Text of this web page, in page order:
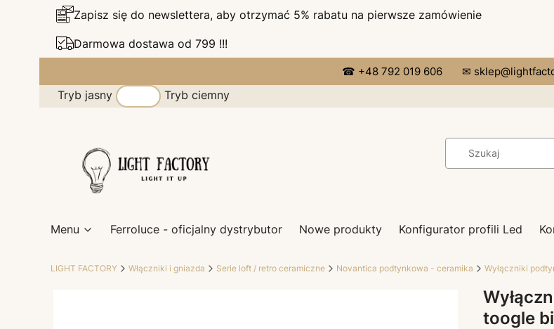
Zapisz się do newslettera, aby otrzymać 5% rabatu na pierwsze zamówienie
Darmowa dostawa od 799 !!!
☎ +48 792 019 606 ✉
Tryb jasny Tryb ciemny
Menu Ferroluce - oficjalny dystrybutor Nowe produkty Konfigurator profili Led
LIGHT FACTORY Włączniki i gniazda Serie loft / retro ceramiczne Novantica podtynkowa - ceramika Wyłączniki
toogle